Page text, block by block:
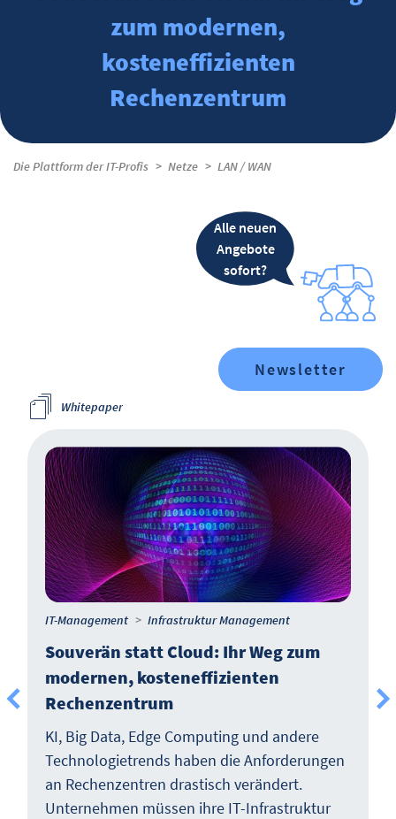
zum modernen,
kosteneffizienten
Rechenzentrum
Die Plattform der IT-Profis Netze LAN / WAN
Alle neuen
Angebote
sofort?
Newsletter
Whitepaper
IT-Management Infrastruktur Management
Souverän statt Cloud: Ihr Weg zum
modernen, kosteneffizienten
Rechenzentrum
KI, Big Data, Edge Computing und andere
Technologietrends haben die Anforderungen
an Rechenzentren drastisch verändert.
Unternehmen müssen ihre IT-Infrastruktur